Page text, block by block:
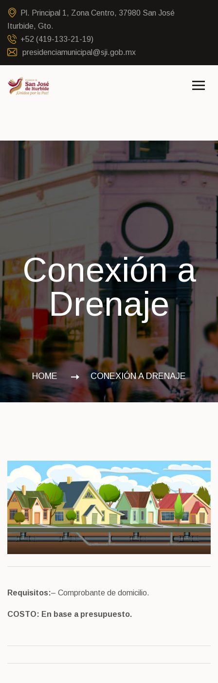
Pl. Principal 1, Zona Centro, 37980 San José
Iturbide, Gto.
+52 (419-133-21-19)
presidenciamunicipal@sji.gob.mx
Conexión a
Drenaje
HOME CONEXIÓN A DRENAJE
Requisitos:– Comprobante de domicilio.
COSTO: En base a presupuesto.